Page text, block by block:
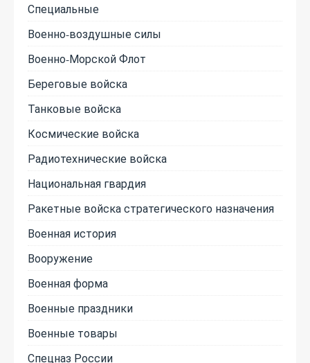
Специальные
Военно-воздушные силы
Военно-Морской Флот
Береговые войска
Танковые войска
Космические войска
Радиотехнические войска
Национальная гвардия
Ракетные войска стратегического назначения
Военная история
Вооружение
Военная форма
Военные праздники
Военные товары
Спецназ России